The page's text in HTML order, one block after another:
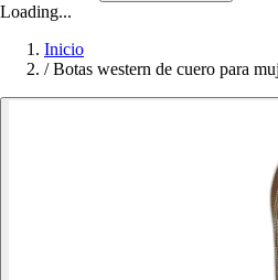
Loading...
Inicio
/ Botas western de cuero para